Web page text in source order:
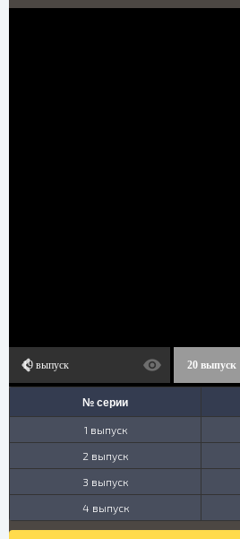
19 выпуск 20 выпуск
№ серии
1 выпуск
2 выпуск
3 выпуск
4 выпуск